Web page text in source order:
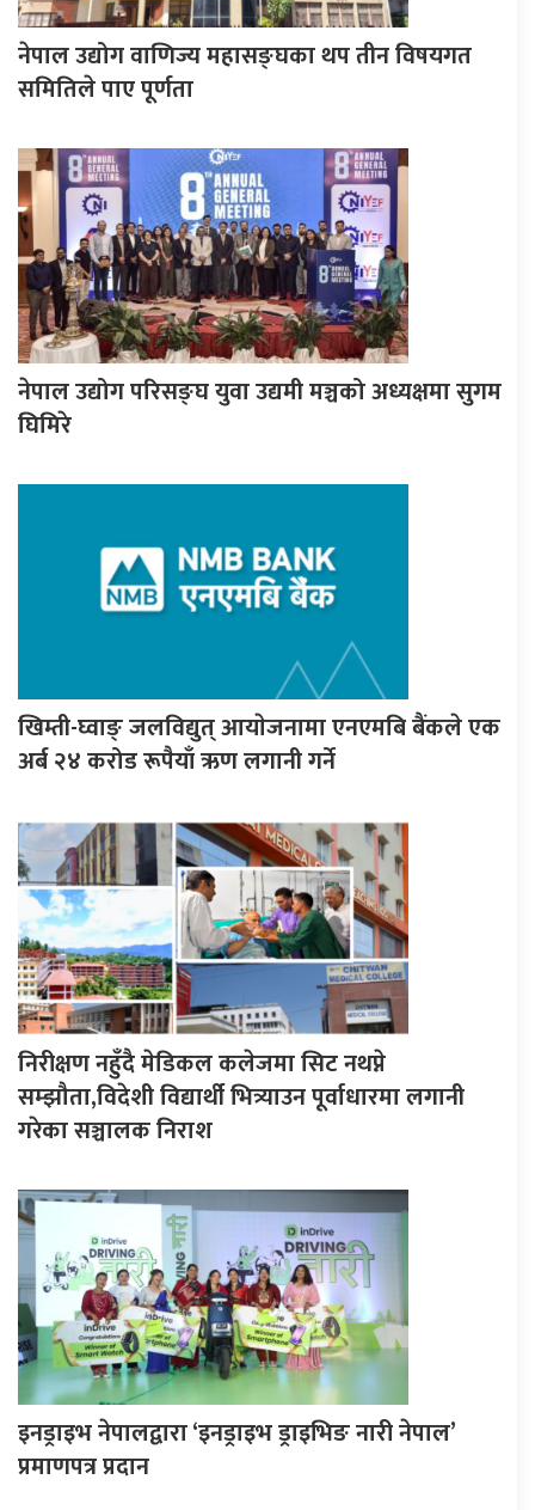
नेपाल उद्योग वाणिज्य महासङ्घका थप तीन विषयगत
समितिले पाए पूर्णता
नेपाल उद्योग परिसङ्घ युवा उद्यमी मञ्चको अध्यक्षमा सुगम
घिमिरे
खिम्ती-घ्वाङ् जलविद्युत् आयाेजनामा एनएमबि बैंकले एक
अर्ब २४ करोड रूपैयाँ ऋण लगानी गर्ने
निरीक्षण नहुँदै मेडिकल कलेजमा सिट नथप्ने
सम्झौता,विदेशी विद्यार्थी भित्र्याउन पूर्वाधारमा लगानी
गरेका सञ्चालक निराश
इनड्राइभ नेपालद्वारा ‘इनड्राइभ ड्राइभिङ नारी नेपाल’
प्रमाणपत्र प्रदान